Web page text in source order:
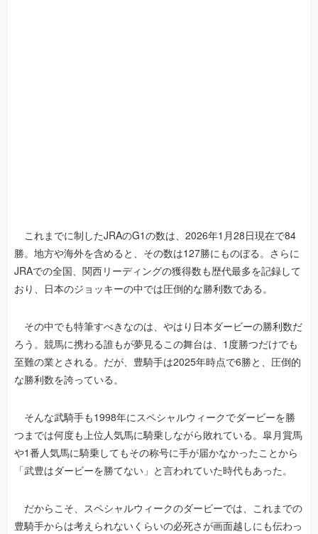
これまでに制したJRAのG1の数は、2026年1月28日現在で84
勝。地方や海外を含めると、その数は127勝にものぼる。さらに
JRAでの全国、関西リーディングの獲得数も歴代最多を記録して
おり、日本のジョッキーの中では圧倒的な勝利数である。
その中でも特筆すべきなのは、やはり日本ダービーの勝利数だ
ろう。競馬に携わる誰もが夢見るこの舞台は、1度勝つだけでも
至難の業とされる。だが、豊騎手は2025年時点で6勝と、圧倒的
な勝利数を誇っている。
そんな武騎手も1998年にスペシャルウィークでダービーを勝
つまでは何度も上位人気馬に騎乗しながら敗れている。皐月賞馬
や1番人気馬に騎乗してもその称号に手が届かなかったことから
「武豊はダービーを勝てない」と言われていた時代もあった。
だからこそ、スペシャルウィークのダービーでは、これまでの
豊騎手からは考えられないくらいの必死さが画面越しにも伝わっ